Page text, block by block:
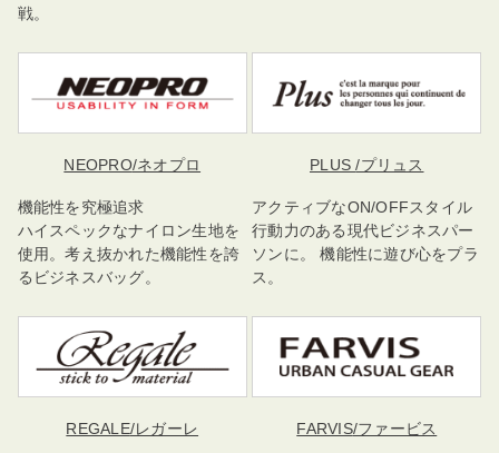
戦。
NEOPRO/ネオプロ
機能性を究極追求
ハイスペックなナイロン生地を
使用。考え抜かれた機能性を誇
るビジネスバッグ。
PLUS/プリュス
アクティブなON/OFFスタイル
行動力のある現代ビジネスパー
ソンに。 機能性に遊び心をプラ
ス。
REGALE/レガーレ FARVIS/ファービス